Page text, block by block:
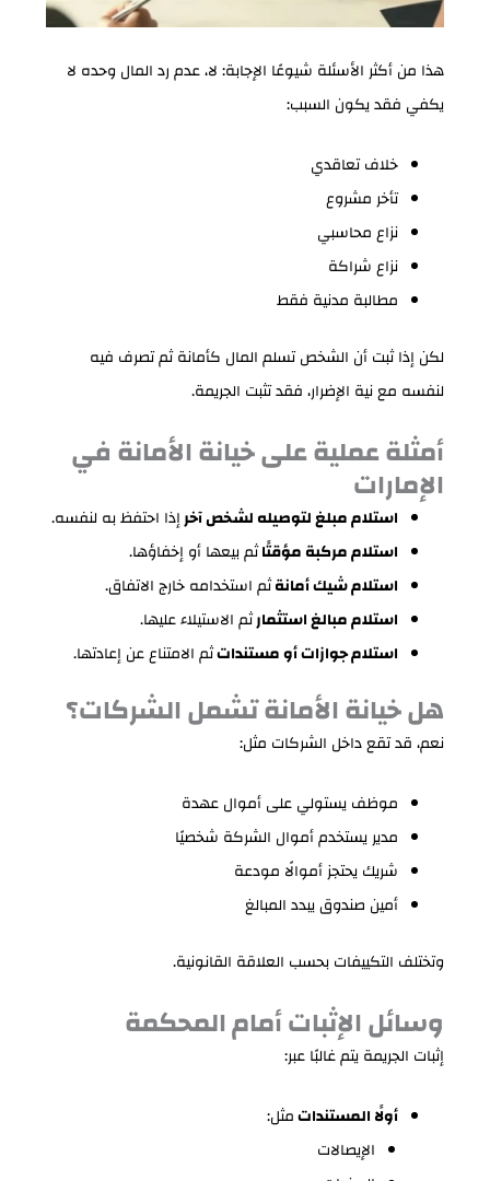
هذا من أكثر الأسئلة شيوعًا الإجابة: لا، عدم رد المال وحده لا
يكفي فقد يكون السبب:
خلاف تعاقدي
تأخر مشروع
نزاع محاسبي
نزاع شراكة
مطالبة مدنية فقط
لكن إذا ثبت أن الشخص تسلم المال كأمانة ثم تصرف فيه
لنفسه مع نية الإضرار، فقد تثبت الجريمة.
أمثلة عملية على خيانة الأمانة في
الإمارات
استلام مبلغ لتوصيله لشخص آخرإذا احتفظ به لنفسه.
استلام مركبة مؤقتًاثم بيعها أو إخفاؤها.
استلام شيك أمانةثم استخدامه خارج الاتفاق.
استلام مبالغ استثمارثم الاستيلاء عليها.
استلام جوازات أو مستنداتثم الامتناع عن إعادتها.
هل خيانة الأمانة تشمل الشركات؟
نعم، قد تقع داخل الشركات مثل:
موظف يستولي على أموال عهدة
مدير يستخدم أموال الشركة شخصيًا
شريك يحتجز أموالًا مودعة
أمين صندوق يبدد المبالغ
وتختلف التكييفات بحسب العلاقة القانونية.
وسائل الإثبات أمام المحكمة
إثبات الجريمة يتم غالبًا عبر:
أولًا المستنداتمثل:
الإيصالات